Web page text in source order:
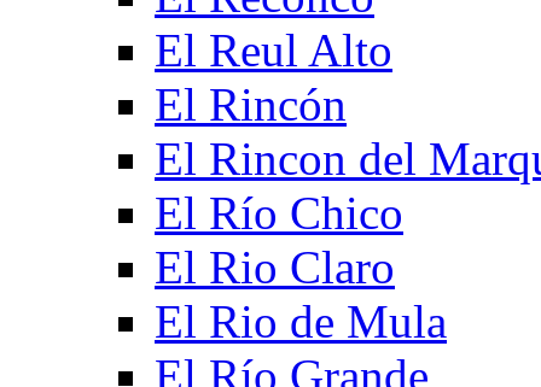
El Reul Alto
El Rincón
El Rincon del
El Río Chico
El Rio Claro
El Rio de Mula
El Río Grande